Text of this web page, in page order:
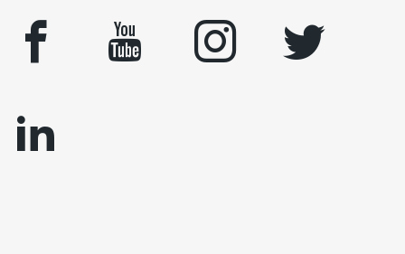
facebook youtube instagram
twitter
linkedin